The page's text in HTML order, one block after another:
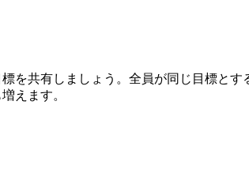
を共有しましょう。全員が同じ目標と
えます。